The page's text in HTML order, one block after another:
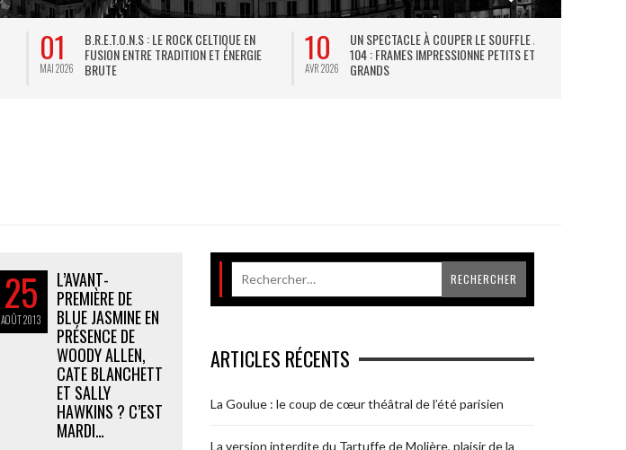
01
MAI 2026
B.R.E.T.O.N.S : LE ROCK CELTIQUE EN
FUSION ENTRE TRADITION ET ÉNERGIE
BRUTE
10
AVR 2026
UN SPECTACLE À COUPER LE SOUFFLE AU
104 : FRAMES IMPRESSIONNE PETITS ET
GRANDS
25
AOÛT2013
L’AVANT-
PREMIÈRE DE
BLUE JASMINE EN
PRÉSENCE DE
WOODY ALLEN,
CATE BLANCHETT
ET SALLY
HAWKINS ? C’EST
MARDI…
ARTICLES RÉCENTS
La Goulue : le coup de cœur théâtral de l’été parisien
La version interdite du Tartuffe de Molière, plaisir de la